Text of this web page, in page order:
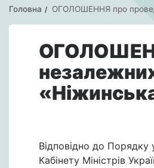
Головна ОГОЛОШЕННЯ про
Відповідно до
Кабінету Міністрів